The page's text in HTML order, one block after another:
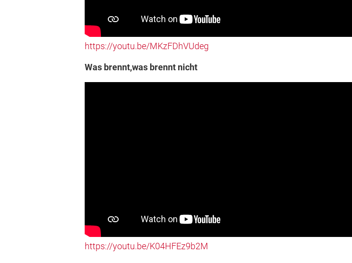
https://youtu.be/MKzFDhVUdeg
Was brennt,was brennt nicht
https://youtu.be/K04HFEz9b2M